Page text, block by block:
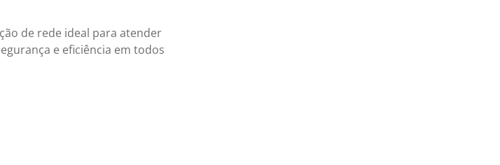
de rede ideal para atender
e eficiência em todos